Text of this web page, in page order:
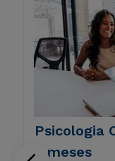
Psicologia
6 meses